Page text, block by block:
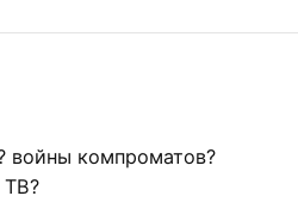
войны компроматов?